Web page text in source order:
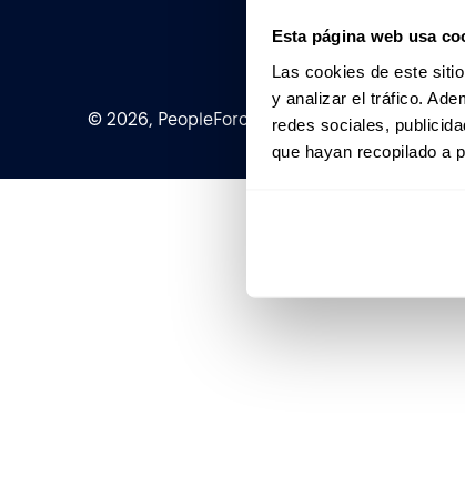
Esta página web usa
Las cookies de este
y analizar el tráfico.
redes sociales,
que hayan recopilado a
© 2026, PeopleForce Ltd. All rights reserved